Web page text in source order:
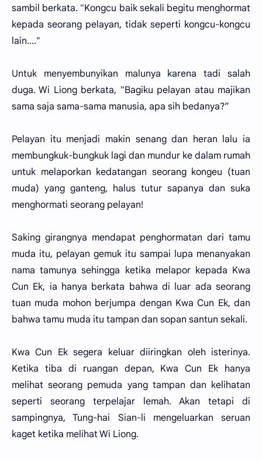
sambil berkata. "Kongcu baik sekali begitu menghormat
kepada seorang pelayan, tidak seperti kongcu-kongcu
lain...."
Untuk menyembunyikan malunya karena tadi salah
duga. Wi Liong berkata, "Bagiku pelayan atau majikan
sama saja sama-sama manusia, apa sih bedanya?”
Pelayan itu menjadi makin senang dan heran lalu ia
membungkuk-bungkuk lagi dan mundur ke dalam rumah
untuk melaporkan kedatangan seorang kongeu (tuan
muda) yang ganteng, halus tutur sapanya dan suka
menghormati seorang pelayan!
Saking girangnya mendapat penghormatan dari tamu
muda itu, pelayan gemuk itu sampai lupa menanyakan
nama tamunya sehingga ketika melapor kepada Kwa
Cun Ek, ia hanya berkata bahwa di luar ada seorang
tuan muda mohon berjumpa dengan Kwa Cun Ek, dan
bahwa tamu muda itu tampan dan sopan santun sekali.
Kwa Cun Ek segera keluar diiringkan oleh isterinya.
Ketika tiba di ruangan depan, Kwa Cun Ek hanya
melihat seorang pemuda yang tampan dan kelihatan
seperti seorang terpelajar lemah. Akan tetapi di
sampingnya, Tung-hai Sian-li mengeluarkan seruan
kaget ketika melihat Wi Liong.